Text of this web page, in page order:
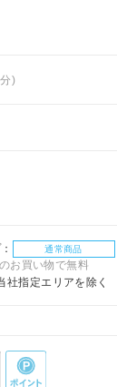
)
通常商品
お買い物で無料
指定エリアを除く